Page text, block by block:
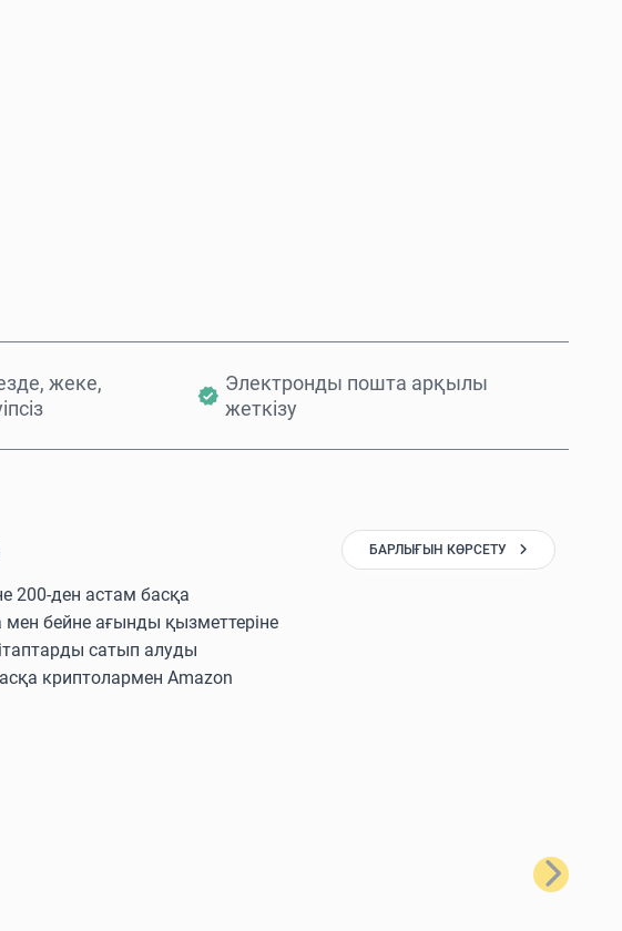
жеке,
Электронды пошта арқылы
жеткізу
200-ден астам басқа
бейне ағынды қызметтеріне
сатып алуды
криптолармен Amazon
БАРЛЫҒЫН КӨРСЕТУ
Келесі